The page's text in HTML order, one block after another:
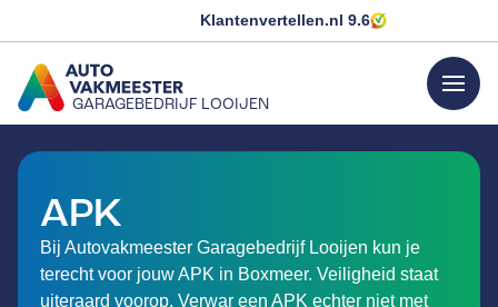
Klantenvertellen.nl 9.6
GARAGEBEDRIJF LOOIJEN
GA NAAR DE HOMEPAGINA
menu
APK
Bij Autovakmeester Garagebedrijf Looijen kun je
terecht voor jouw APK in Boxmeer. Veiligheid staat
uiteraard voorop. Verwar een APK echter niet met